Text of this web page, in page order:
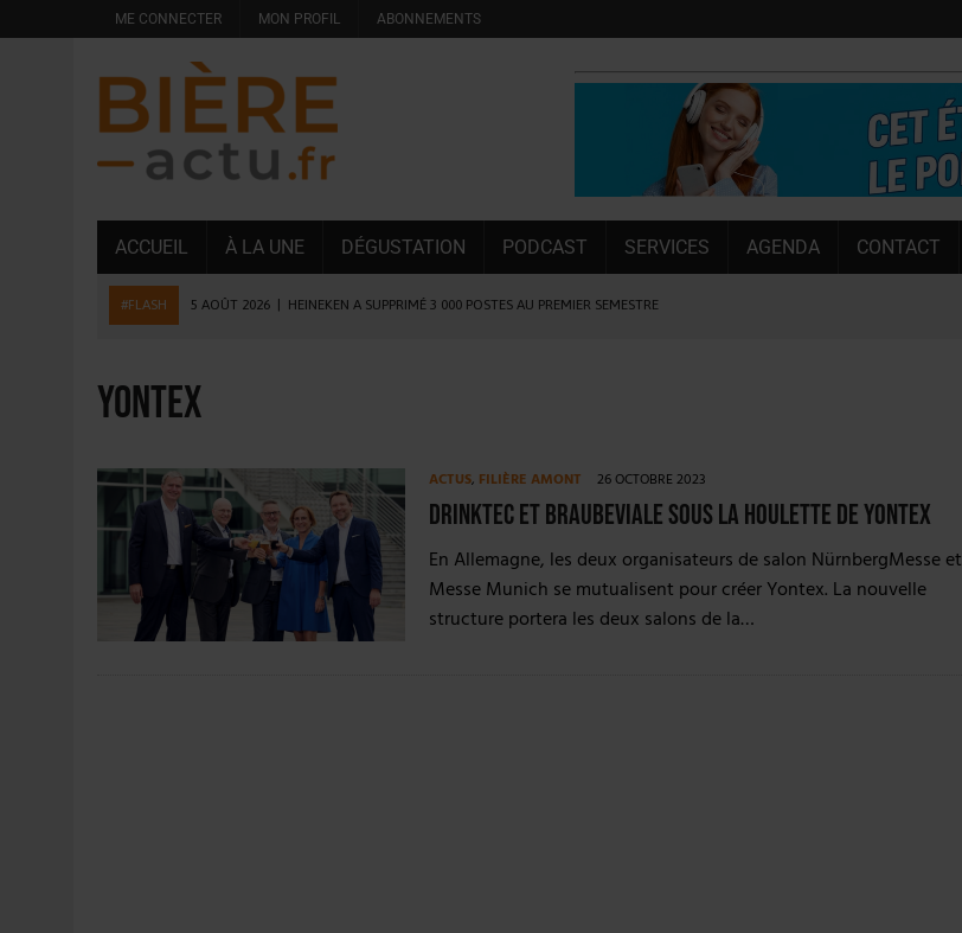
ME CONNECTER MON PROFIL ABONNEMENTS
ACCUEIL À LA UNE DÉGUSTATION PODCAST SERVICES AGENDA CONTACT
#FLASH 5 AOÛT 2026 HEINEKEN A SUPPRIMÉ 3 000 POSTES AU PREMIER SEMESTRE
4 AOÛT 2026
4 AOÛT 2026
31 JUILLET 2026 | PODCAST – BRASSERIE SAINTE COLOMBE, 30 ANS, PIONNIÈRE EN ILLE-ET-VILAINE
31 JUILLET 2026 | JUIN EN CHR : LA BIÈRE RESTE EN TÊTE, POURSUIVIE PAR LES NO/LOW [ÉTUDE]
SAVERNE : LA FÊTE DE LA BIÈRE SOUFFLE SA 15E BOUGIE
Yontex
ACTUS, FILIÈRE AMONT 26 OCTOBRE 2023
Drinktec et BrauBeviale sous la houlette de Yontex
En Allemagne, les deux organisateurs de salon NürnbergMesse et
Messe Munich se mutualisent pour créer Yontex. La nouvelle
structure portera les deux salons de la…